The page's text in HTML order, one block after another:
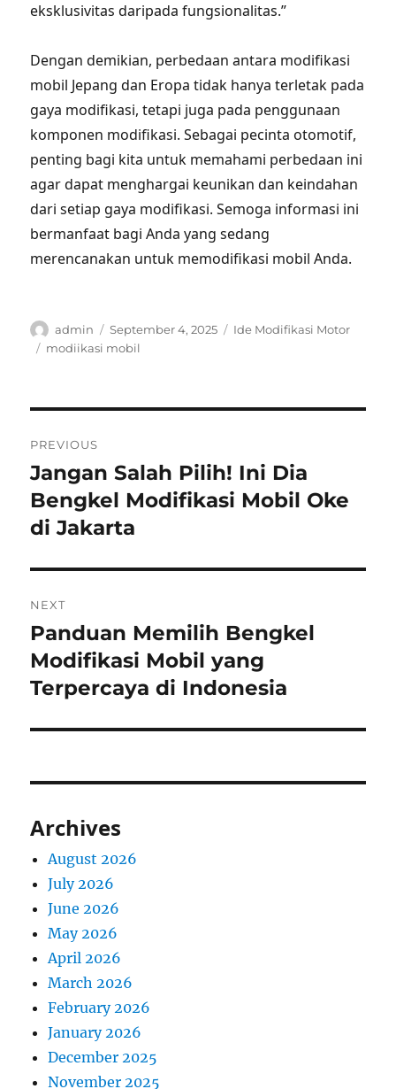
eksklusivitas daripada fungsionalitas.”
Dengan demikian, perbedaan antara modifikasi
mobil Jepang dan Eropa tidak hanya terletak pada
gaya modifikasi, tetapi juga pada penggunaan
komponen modifikasi. Sebagai pecinta otomotif,
penting bagi kita untuk memahami perbedaan ini
agar dapat menghargai keunikan dan keindahan
dari setiap gaya modifikasi. Semoga informasi ini
bermanfaat bagi Anda yang sedang
merencanakan untuk memodifikasi mobil Anda.
Author
admin
Posted
on
September 4, 2025 Categories
Ide Modifikasi Motor
Tags
modiikasi mobil
navigation
PREVIOUS
Previous
post:
Jangan Salah Pilih! Ini Dia
Bengkel Modifikasi Mobil Oke
di Jakarta
NEXT
Next
post:
Panduan Memilih Bengkel
Modifikasi Mobil yang
Terpercaya di Indonesia
Archives
August 2026
July 2026
June 2026
May 2026
April 2026
March 2026
February 2026
January 2026
December 2025
November 2025